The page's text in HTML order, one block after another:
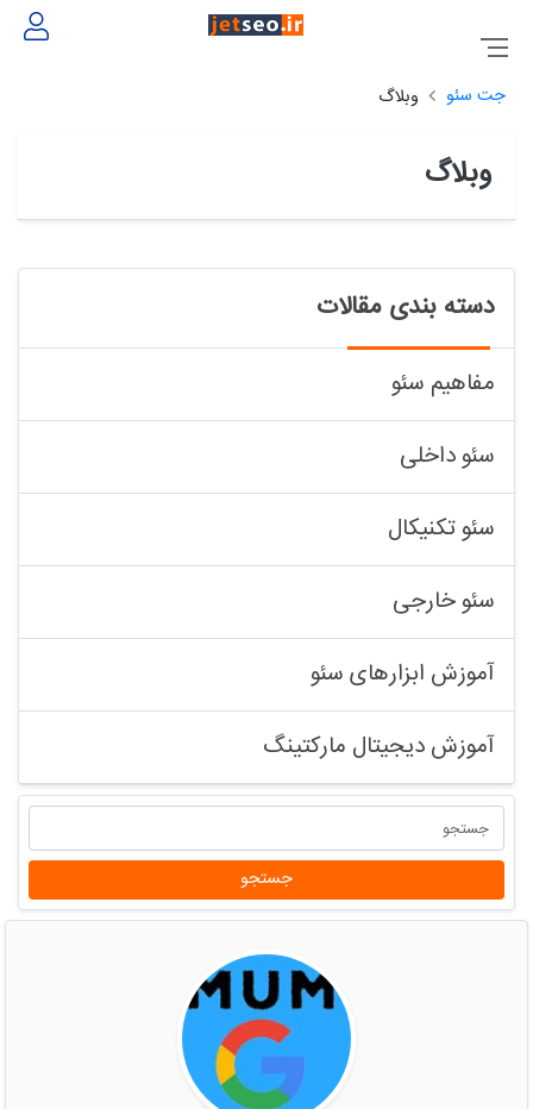
جت سئو وبلاگ
وبلاگ
دسته بندی مقالات
مفاهیم سئو
سئو داخلی
سئو تکنیکال
سئو خارجی
آموزش ابزارهای سئو
آموزش دیجیتال مارکتینگ
جستجو
جستجو